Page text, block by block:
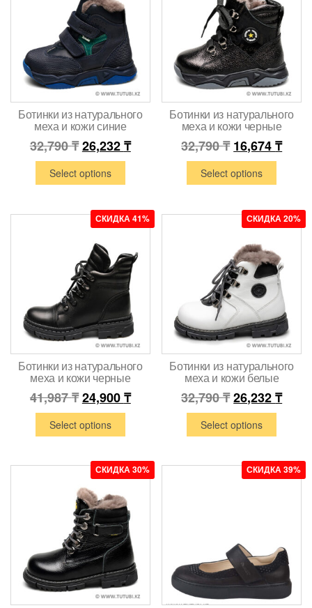
Ботинки из натурального
меха и кожи синие
32,790₸26,232₸
Select options
Ботинки из натурального
меха и кожи черные
32,790₸ 16,674₸
Select options
СКИДКА 41%
Ботинки из натурального
меха и кожи черные
41,987₸24,900₸
Select options
СКИДКА 20%
Ботинки из натурального
меха и кожи белые
32,790₸26,232₸
Select options
СКИДКА 30% СКИДКА 39%